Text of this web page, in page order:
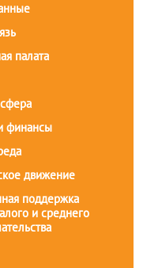
палата
финансы
движение
поддержка
и среднего